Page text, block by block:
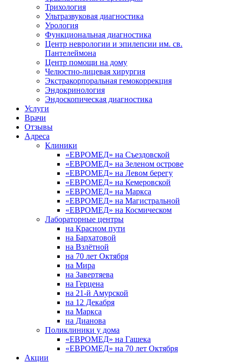
Трихология
Ультразвуковая диагностика
Урология
Функциональная диагностика
Центр неврологии и эпилепсии им. св.
Пантелеймона
Центр помощи на дому
Челюстно-лицевая хирургия
Экстракорпоральная гемокоррекция
Эндокринология
Эндоскопическая диагностика
Услуги
Врачи
Отзывы
Адреса
Клиники
«ЕВРОМЕД» на Съездовской
«ЕВРОМЕД» на Зеленом острове
«ЕВРОМЕД» на Левом берегу
«ЕВРОМЕД» на Кемеровской
«ЕВРОМЕД» на Маркса
«ЕВРОМЕД» на Магистральной
«ЕВРОМЕД» на Космическом
Лабораторные центры
на Красном пути
на Бархатовой
на Взлётной
на 70 лет Октября
на Мира
на Завертяева
на Герцена
на 21-й Амурской
на 12 Декабря
на Маркса
на Дианова
Поликлиники у дома
«ЕВРОМЕД» на Гашека
«ЕВРОМЕД» на 70 лет Октября
Акции